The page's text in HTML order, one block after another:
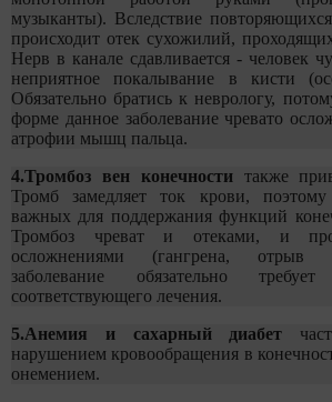
музыканты). Вследствие
происходит отек сухожилий,
Нерв в канале сдавливается - человек
неприятное покалывание в кисти
Обязательно братись к неврологу,
форме данное заболевание чревато
атрофии мышц пальца.
4.Тромбоз вен конечноститакже
Тромб замедляет ток крови, поэтому
важных для поддержания функций
Тромбоз чреват и отеками, и
осложнениями (гангрена, отрыв
заболевание обязательно
соответствующего лечения.
5.Анемия и сахарный диабет
нарушением кровообращения в
онемением.